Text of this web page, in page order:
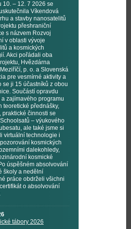
10. – 12. 7 2026 se
Víkendová
a stavby nanosatelitů
přeshraniční
s názvem Rozvoj
v oblasti vývoje
a kosmických
Akci pořádali oba
Hvězdárna
p. o. a Slovenská
pre vesmírné aktivity a
se ji 15 účastníků z obou
Součástí opravdu
a zajímavého programu
teoretické přednášky,
praktické činnosti se
– výukového
ale také jsme si
virtuální technologie i
kosmických
dalekohledy,
kosmické
úspěšném absolvování
školy a nedělní
práce obdrželi všichni
o absolvování
tábory 2026